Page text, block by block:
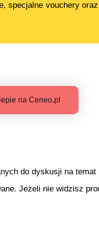
specjalne vouchery
na Ceneo.pl
do dyskusji na
Jeżeli nie widzisz